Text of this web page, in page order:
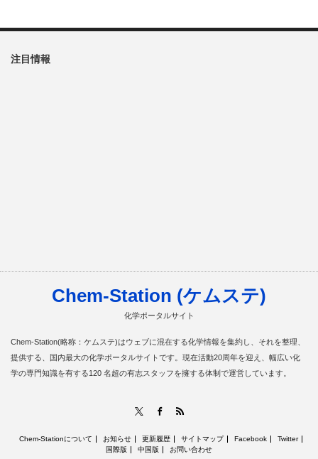
注目情報
Chem-Station (ケムステ)
化学ポータルサイト
Chem-Station(略称：ケムステ)はウェブに混在する化学情報を集約し、それを整理、
提供する、国内最大の化学ポータルサイトです。現在活動20周年を迎え、幅広い化
学の専門知識を有する120 名超の有志スタッフを擁する体制で運営しています。
Facebook
Chem-Stationについて お知らせ 更新履歴 サイトマップ Facebook
Twitter
国際版
中国版 お問い合わせ